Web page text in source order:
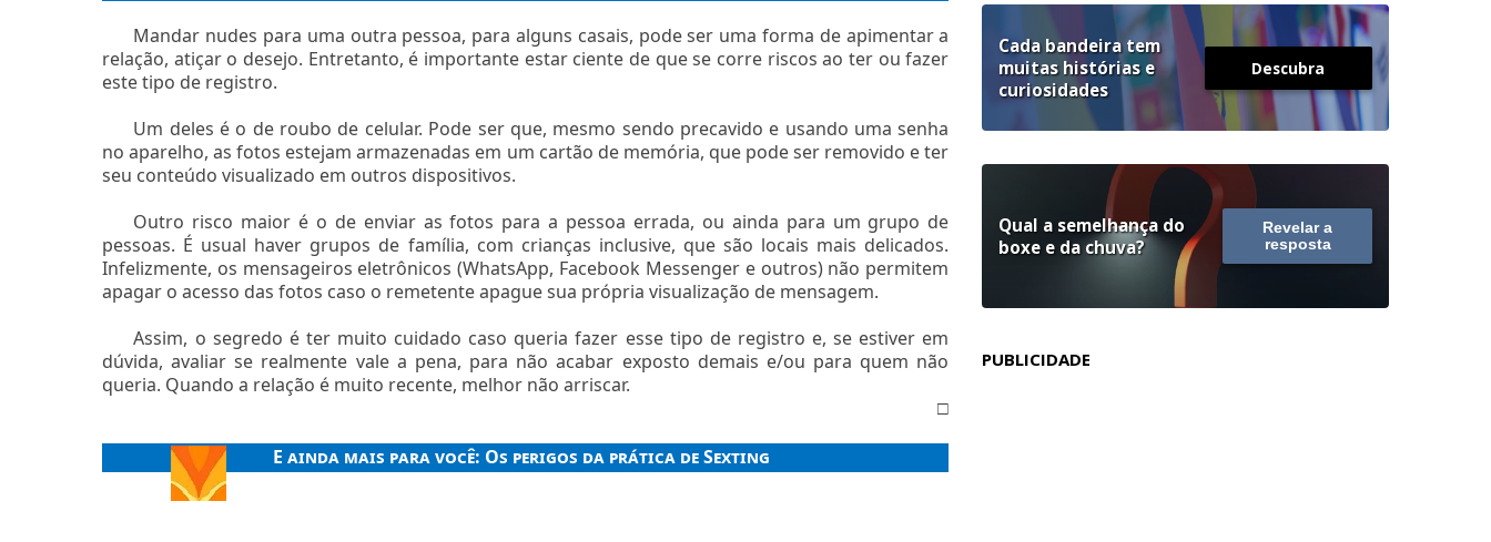
Mandar nudes para uma outra pessoa, para alguns casais, pode ser uma forma de apimentar a
relação, atiçar o desejo. Entretanto, é importante estar ciente de que se corre riscos ao ter ou fazer
este tipo de registro.
Um deles é o de roubo de celular. Pode ser que, mesmo sendo precavido e usando uma senha
no aparelho, as fotos estejam armazenadas em um cartão de memória, que pode ser removido e ter
seu conteúdo visualizado em outros dispositivos.
Outro risco maior é o de enviar as fotos para a pessoa errada, ou ainda para um grupo de
pessoas. É usual haver grupos de família, com crianças inclusive, que são locais mais delicados.
Infelizmente, os mensageiros eletrônicos (WhatsApp, Facebook Messenger e outros) não permitem
apagar o acesso das fotos caso o remetente apague sua própria visualização de mensagem.
Assim, o segredo é ter muito cuidado caso queria fazer esse tipo de registro e, se estiver em
dúvida, avaliar se realmente vale a pena, para não acabar exposto demais e/ou para quem não
queria. Quando a relação é muito recente, melhor não arriscar.
□
E ainda mais para você: Os perigos da prática de Sexting
Cada bandeira tem
muitas histórias e
curiosidades
Descubra
Qual a semelhança do
boxe e da chuva?
Revelar a
resposta
PUBLICIDADE